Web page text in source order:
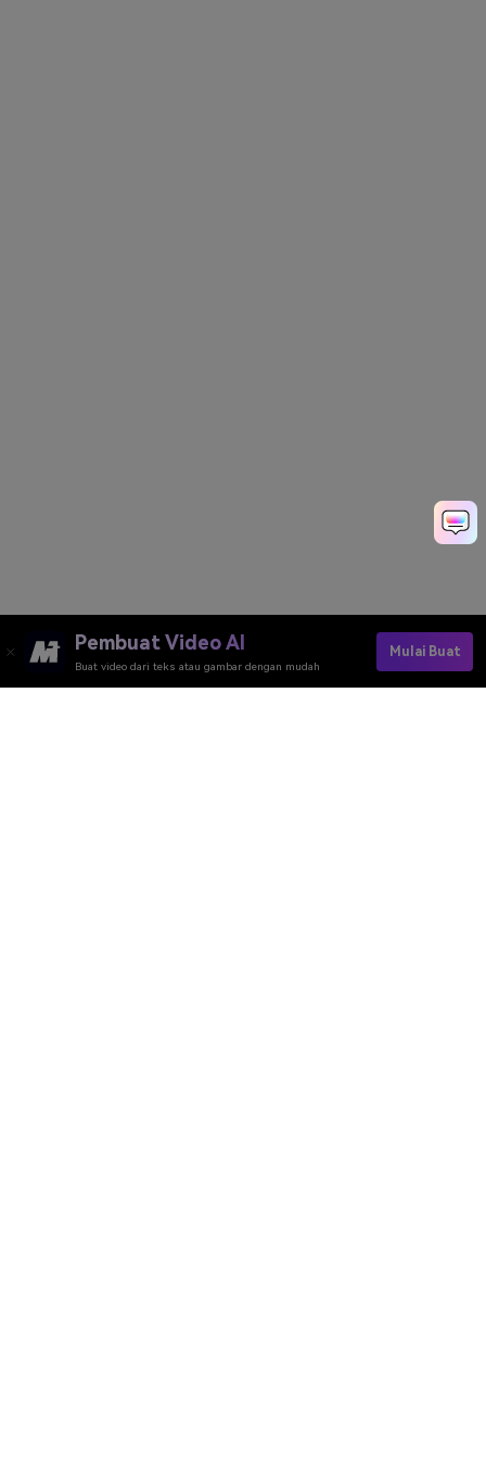
Pembuat Video AI
Buat video dari teks atau gambar dengan mudah
Mulai Buat